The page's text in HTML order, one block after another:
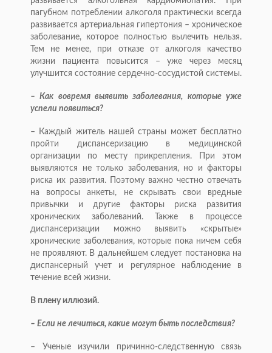
пагубном потреблении алкоголя практически всегда
развивается артериальная гипертония – хроническое
заболевание, которое полностью вылечить нельзя.
Тем не менее, при отказе от алкоголя качество
жизни пациента повысится – уже через месяц
улучшится состояние сердечно-сосудистой системы.
– Как вовремя выявить заболевания, которые уже
успели появиться?
– Каждый житель нашей страны может бесплатно
пройти диспансеризацию в медицинской
организации по месту прикрепления. При этом
выявляются не только заболевания, но и факторы
рис­ка их развития. Поэтому важно честно отвечать
на вопросы анкеты, не скрывать свои вредные
привычки и другие факторы риска развития
хронических заболеваний. Также в процессе
диспансеризации можно выявить «скрытые»
хронические заболевания, которые пока ничем себя
не проявляют. В дальнейшем следует постановка на
диспансерный учет и регулярное наблюдение в
течение всей жизни.
В плену иллюзий.
– Если не лечиться, какие могут быть последствия?
– Ученые изучили причинно-следственную связь